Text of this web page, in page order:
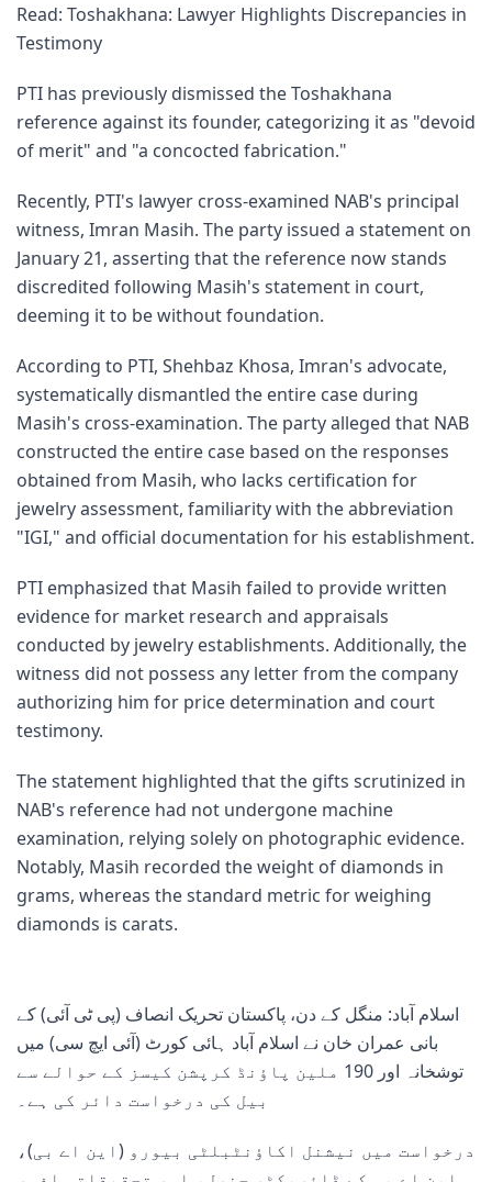
Read: Toshakhana: Lawyer Highlights Discrepancies in
Testimony
PTI has previously dismissed the Toshakhana
reference against its founder, categorizing it as "devoid
of merit" and "a concocted fabrication."
Recently, PTI's lawyer cross-examined NAB's principal
witness, Imran Masih. The party issued a statement on
January 21, asserting that the reference now stands
discredited following Masih's statement in court,
deeming it to be without foundation.
According to PTI, Shehbaz Khosa, Imran's advocate,
systematically dismantled the entire case during
Masih's cross-examination. The party alleged that NAB
constructed the entire case based on the responses
obtained from Masih, who lacks certification for
jewelry assessment, familiarity with the abbreviation
"IGI," and official documentation for his establishment.
PTI emphasized that Masih failed to provide written
evidence for market research and appraisals
conducted by jewelry establishments. Additionally, the
witness did not possess any letter from the company
authorizing him for price determination and court
testimony.
The statement highlighted that the gifts scrutinized in
NAB's reference had not undergone machine
examination, relying solely on photographic evidence.
Notably, Masih recorded the weight of diamonds in
grams, whereas the standard metric for weighing
diamonds is carats.
اسلام آباد: منگل کے دن، پاکستان تحریک انصاف (پی ٹی آئی) کے
بانی عمران خان نے اسلام آباد ہائی کورٹ (آئی ایچ سی) میں
توشخانہ اور 190 ملین پاؤنڈ کرپشن کیسز کے حوالے سے
بیل کی درخواست دائر کی ہے۔
درخواست میں نیشنل اکاؤنٹبلٹی بیورو (این اے بی)،